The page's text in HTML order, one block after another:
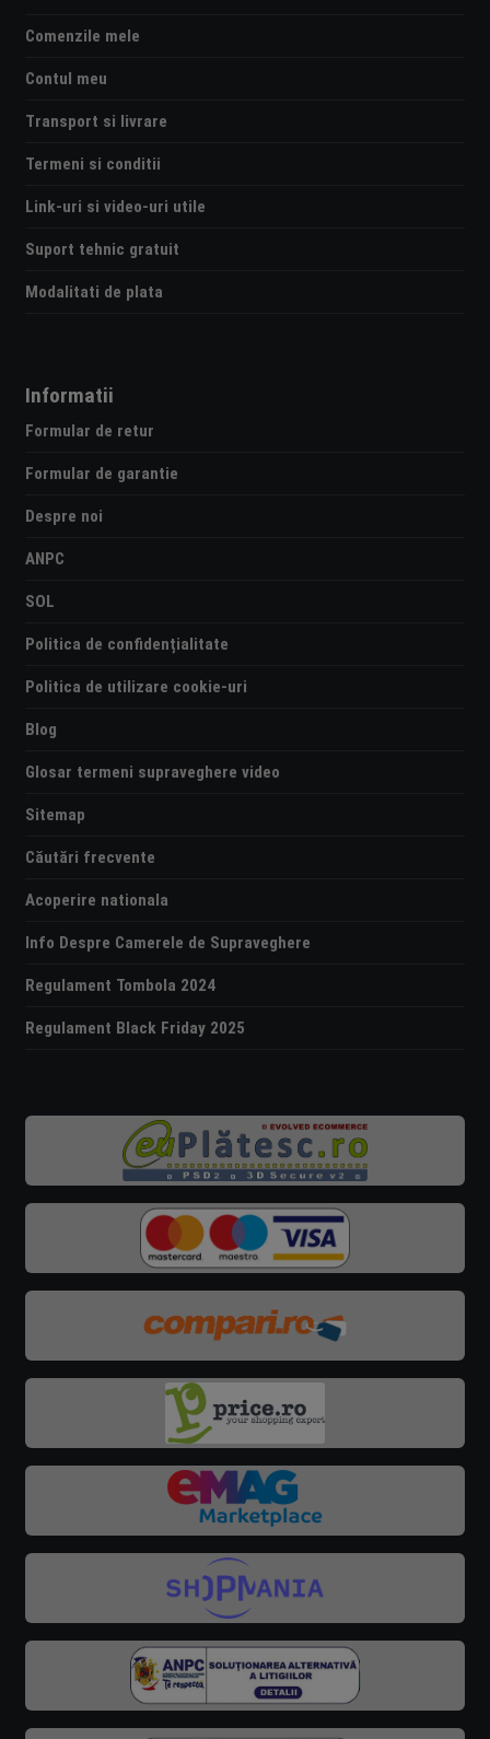
Comenzile mele
Contul meu
Transport si livrare
Termeni si conditii
Link-uri si video-uri utile
Suport tehnic gratuit
Modalitati de plata
Informatii
Formular de retur
Formular de garantie
Despre noi
ANPC
SOL
Politica de confidențialitate
Politica de utilizare cookie-uri
Blog
Glosar termeni supraveghere video
Sitemap
Căutări frecvente
Acoperire nationala
Info Despre Camerele de Supraveghere
Regulament Tombola 2024
Regulament Black Friday 2025